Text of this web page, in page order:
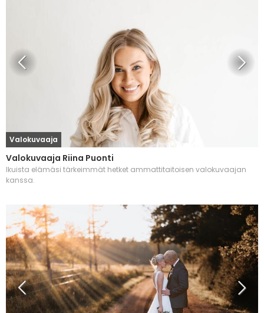
Valokuvaaja
Valokuvaaja Riina Puonti
Ikuista elämäsi tärkeimmät hetket ammattitaitoisen valokuvaajan
kanssa.